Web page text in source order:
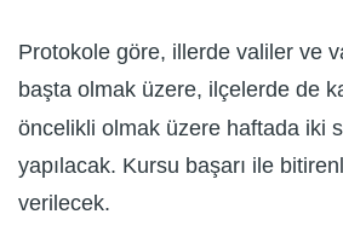
Protokole göre, illerde valiler ve
başta olmak üzere, ilçelerde de
öncelikli olmak üzere haftada iki
yapılacak. Kursu başarı ile
verilecek.